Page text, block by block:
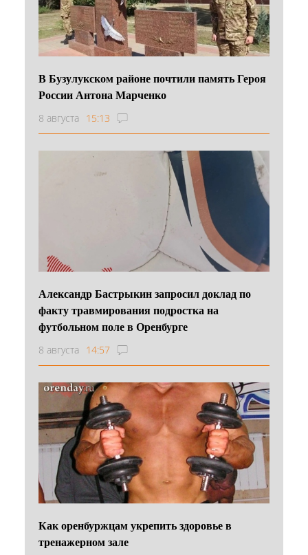
В Бузулукском районе почтили память Героя
России Антона Марченко
8 августа 15:13
Александр Бастрыкин запросил доклад по
факту травмирования подростка на
футбольном поле в Оренбурге
8 августа 14:57
Как оренбуржцам укрепить здоровье в
тренажерном зале